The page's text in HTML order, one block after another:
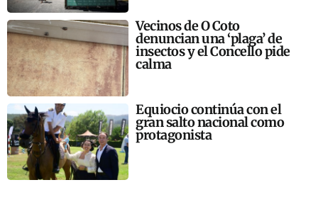
Vecinos de O Coto
denuncian una ‘plaga’ de
insectos y el Concello pide
calma
Equiocio continúa con el
gran salto nacional como
protagonista